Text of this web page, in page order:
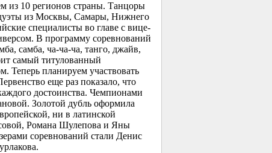
из 10 регионов страны. Танцоры
дуэты из Москвы, Самары, Нижнего
специалисты во главе с вице-
В программу соревнований
самба, ча-ча-ча, танго, джайв,
самый титулованный
Теперь планируем участвовать
еще раз показало, что
достоинства. Чемпионами
Золотой дубль оформила
ни в латинской
Романа Шулепова и Яны
соревнований стали Денис